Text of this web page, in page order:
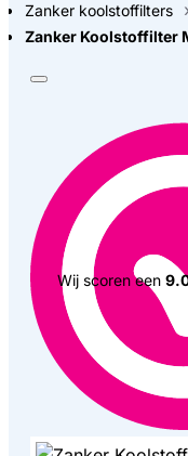
Zanker koolstoffilters
Zanker Koolstoffilter
Wij scoren een